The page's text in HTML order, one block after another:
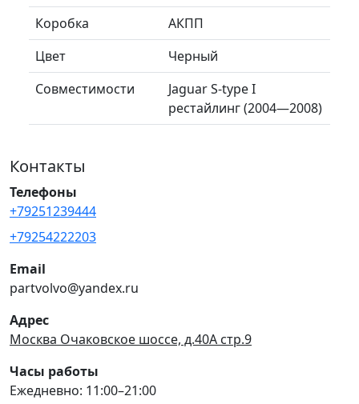
Коробка
АКПП
Цвет
Черный
Совместимости
Jaguar S-type I
рестайлинг (2004—2008)
Контакты
Телефоны
+79251239444
+79254222203
Email
partvolvo@yandex.ru
Адрес
Москва Очаковское шоссе, д.40А стр.9
Часы работы
Ежедневно: 11:00–21:00